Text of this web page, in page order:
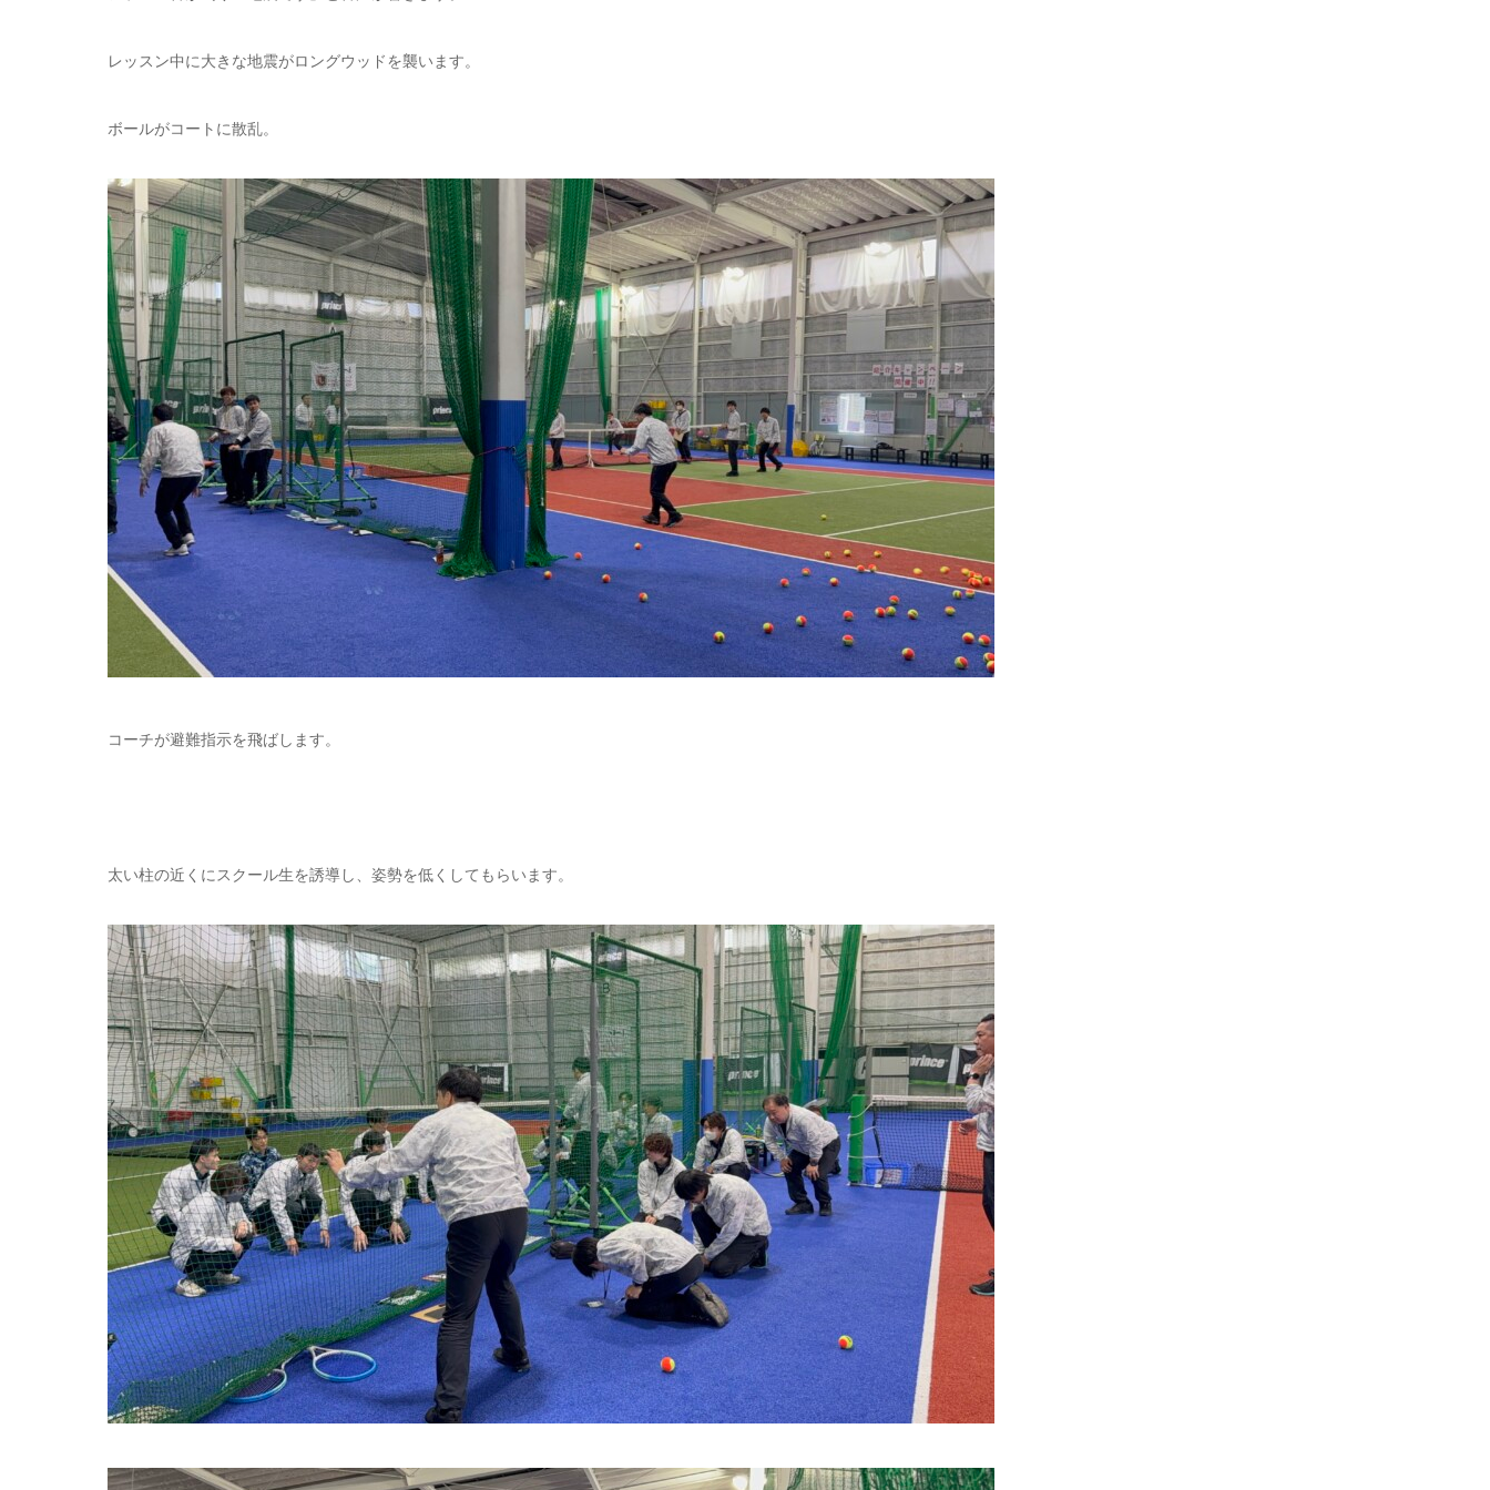
レッスン中に大きな地震がロングウッドを襲います。
ボールがコートに散乱。
コーチが避難指示を飛ばします。
太い柱の近くにスクール生を誘導し、姿勢を低くしてもらいます。